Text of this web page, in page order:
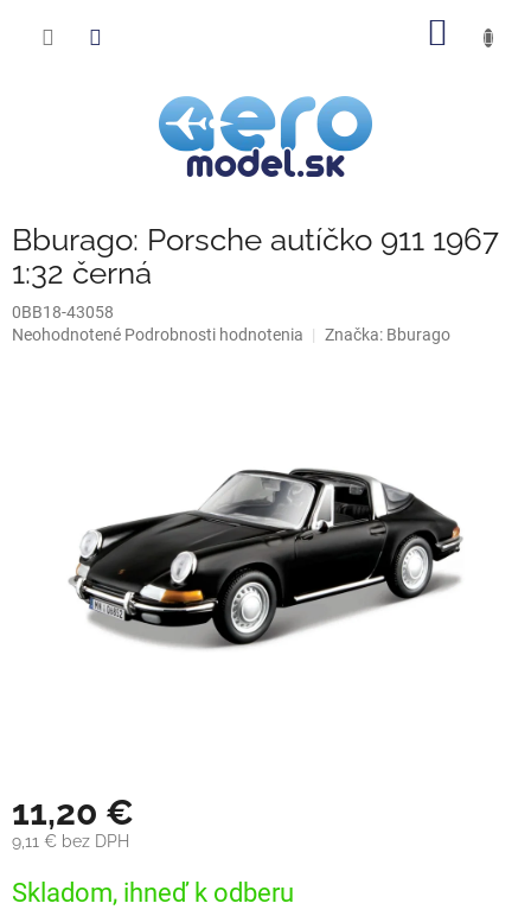
Bburago: Porsche autíčko 911 1967
1:32 černá
0BB18-43058
Priemerné
Neohodnotené Podrobnosti hodnotenia Značka: Bburago
11,20 €
9,11 € bez DPH
cena:
Skladom, ihneď k odberu